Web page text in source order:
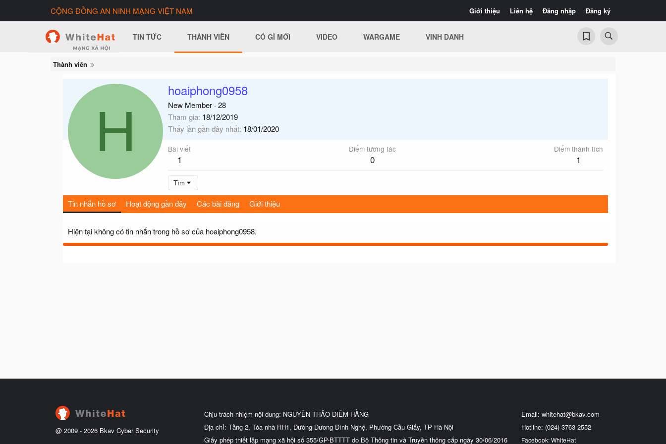
Giới thiệu Liên hệ Đăng nhập Đăng ký
CỘNG ĐỒNG AN NINH MẠNG VIỆT NAM
TIN TỨC THÀNH VIÊN CÓ GÌ MỚI VIDEO WARGAME VINH DANH
Thành viên
H
hoaiphong0958
New Member · 28
Tham gia 18/12/2019
Thấy lần gần đây nhất 18/01/2020
Bài viết
1
Điểm tương tác
0
Điểm thành tích
1
Tìm
Tin nhắn hồ sơ Hoạt động gần đây Các bài đăng Giới thiệu
Hiện tại không có tin nhắn trong hồ sơ của hoaiphong0958.
@ 2009 - 2026 Bkav Cyber Security
Chịu trách nhiệm nội dung: NGUYỄN THẢO DIỄM HẰNG
Địa chỉ: Tầng 2, Tòa nhà HH1, Đường Dương Đình Nghệ, Phường Cầu Giấy, TP Hà Nội
Giấy phép thiết lập mạng xã hội số 355/GP-BTTTT do Bộ Thông tin và Truyền thông cấp ngày 30/06/2016
Email: whitehat@bkav.com
Hotline: (024) 3763 2552
Facebook: WhiteHat